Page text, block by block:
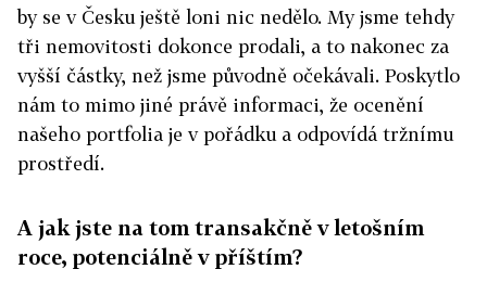
by se v Česku ještě loni nic nedělo. My jsme tehdy
tři nemovitosti dokonce prodali, a to nakonec za
vyšší částky, než jsme původně očekávali. Poskytlo
nám to mimo jiné právě informaci, že ocenění
našeho portfolia je v pořádku a odpovídá tržnímu
prostředí.
A jak jste na tom transakčně v letošním
roce, potenciálně v příštím?